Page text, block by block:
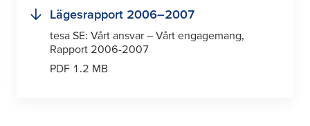
Lägesrapport 2006–2007
tesa SE: Vårt ansvar – Vårt engagemang,
Rapport 2006-2007
PDF 1.2 MB